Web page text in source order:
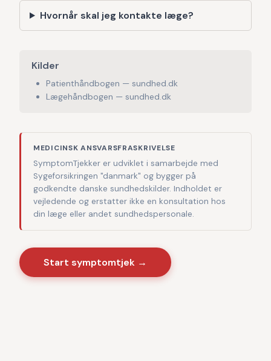
Hvornår skal jeg kontakte læge?
Kilder
Patienthåndbogen — sundhed.dk
Lægehåndbogen — sundhed.dk
MEDICINSK ANSVARSFRASKRIVELSE
SymptomTjekker er udviklet i samarbejde med
Sygeforsikringen "danmark" og bygger på
godkendte danske sundhedskilder. Indholdet er
vejledende og erstatter ikke en konsultation hos
din læge eller andet sundhedspersonale.
Start symptomtjek →